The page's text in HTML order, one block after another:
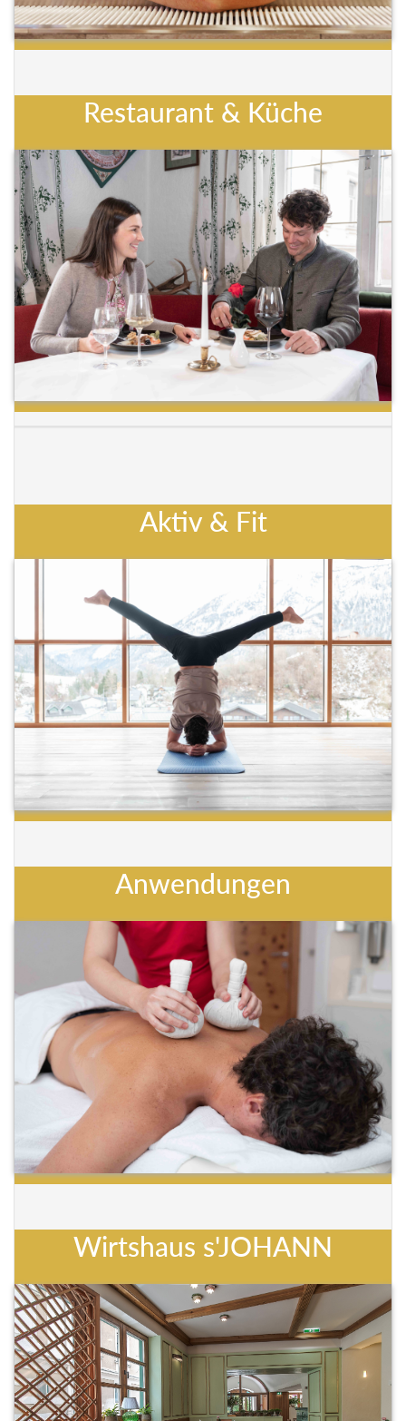
Restaurant & Küche
Aktiv & Fit
Anwendungen
Wirtshaus s'JOHANN